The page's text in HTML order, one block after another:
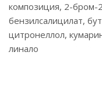
композиция, 2-бром-
бензилсалицилат,
цитронеллол,
линало